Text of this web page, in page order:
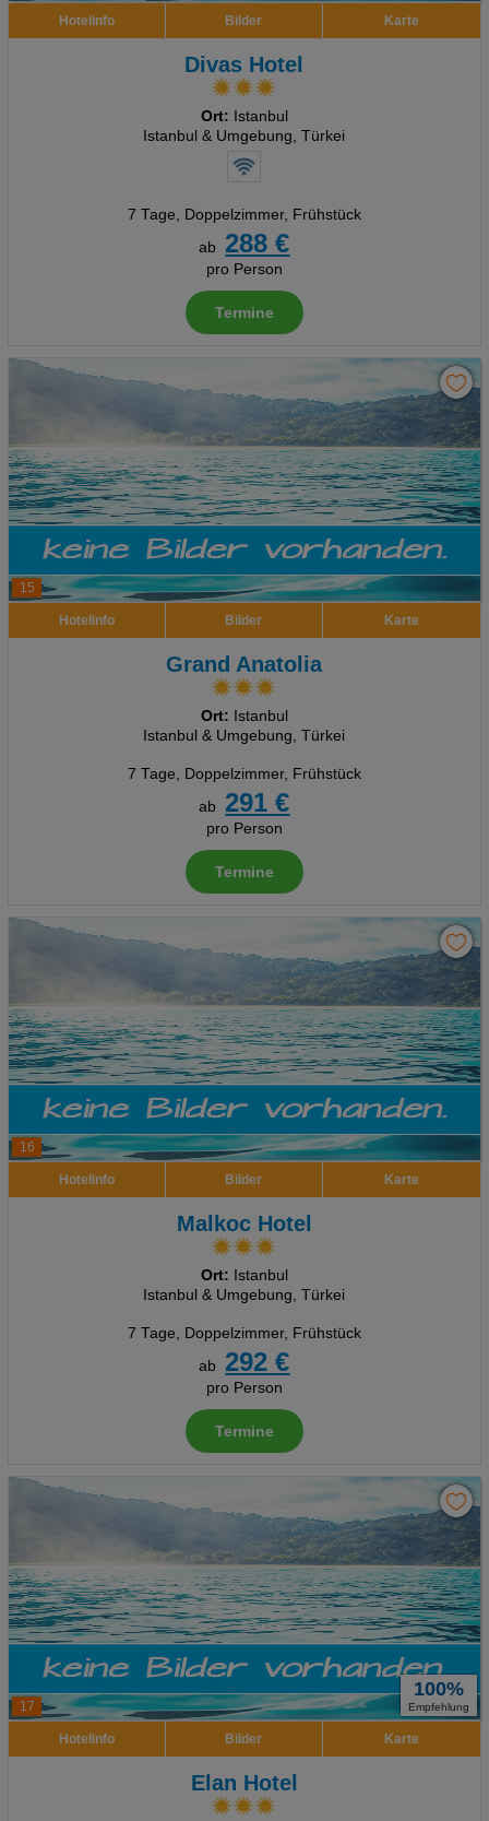
Hotelinfo Bilder Karte
Divas Hotel
Ort: Istanbul
Istanbul & Umgebung, Türkei
7 Tage, Doppelzimmer, Frühstück
ab
288 €
pro Person
Termine
15
Hotelinfo Bilder Karte
Grand Anatolia
Ort: Istanbul
Istanbul & Umgebung, Türkei
7 Tage, Doppelzimmer, Frühstück
ab
291 €
pro Person
Termine
16
Hotelinfo Bilder Karte
Malkoc Hotel
Ort: Istanbul
Istanbul & Umgebung, Türkei
7 Tage, Doppelzimmer, Frühstück
ab
292 €
pro Person
Termine
17
100%
Empfehlung
Hotelinfo Bilder Karte
Elan Hotel